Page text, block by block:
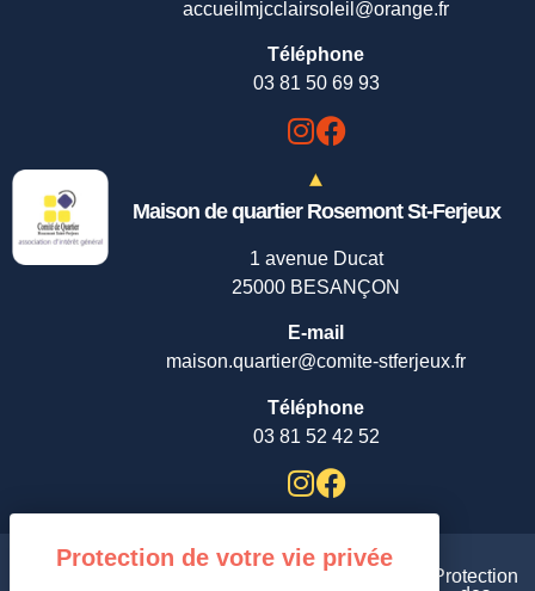
accueilmjcclairsoleil@orange.fr
Téléphone
03 81 50 69 93
Maison de quartier Rosemont St-Ferjeux
1 avenue Ducat
25000 BESANÇON
E-mail
maison.quartier@comite-stferjeux.fr
Téléphone
03 81 52 42 52
Plan
Protection